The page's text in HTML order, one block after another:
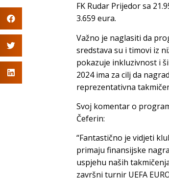
FK Rudar Prijedor sa
3.659 eura.
Važno je naglasiti da
sredstava su i timovi iz
pokazuje inkluzivnost i
2024 ima za cilj da
reprezentativna
Svoj komentar o
Čeferin:
“Fantastično je vidjeti
primaju finansijske
uspjehu naših
završni turnir UEFA